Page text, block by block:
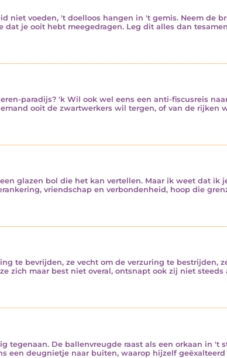
niet voeden, 't doelloos hangen in 't gemis. Neem de
je ooit hebt meegedragen. Leg dit alles dan
paradijs? 'k Wil ook wel eens een anti-fiscusreis
ooit de zwartwerkers wil tergen, of van de rijken
glazen bol die het kan vertellen. Maar ik weet dat ik
vriendschap en verbondenheid, hoop die
te bevrijden, ze vecht om de verzuring te bestrijden,
zich maar best niet overal, ontsnapt ook zij niet steeds
tegenaan. De ballenvreugde raast als een orkaan in 't
een deugnietje naar buiten, waarop hijzelf